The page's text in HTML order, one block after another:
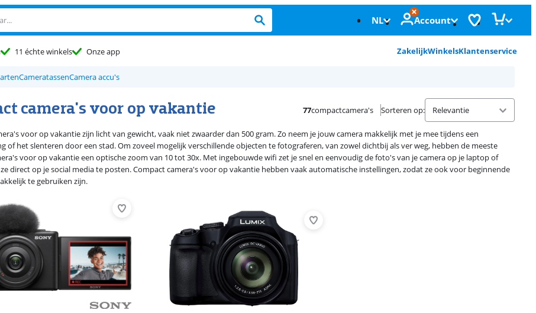
NL Account
11 échte winkels Onze app ZakelijkWinkelsKlantenservice
CameratassenCamera accu's
camera's voor op vakantie 77compactcamera's Sorteren op:
voor op vakantie zijn licht van gewicht, vaak niet zwaarder dan 500 gram. Zo neem je jouw camera makkelijk met je mee tijdens een
of het slenteren door een stad. Om zoveel mogelijk verschillende objecten te fotograferen, van zowel dichtbij als ver weg, hebben de meeste
voor op vakantie een optische zoom van 10 tot 30x. Met ingebouwde wifi zet je snel en eenvoudig de foto's van je camera op je laptop of
direct op je social media te posten. Compact camera's voor op vakantie hebben vaak automatische instellingen, zodat ze ook voor beginnende
te gebruiken zijn.